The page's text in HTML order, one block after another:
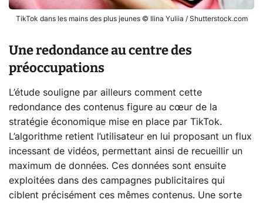
TikTok dans les mains des plus jeunes © Ilina Yuliia / Shutterstock.com
Une redondance au centre des
préoccupations
L’étude souligne par ailleurs comment cette
redondance des contenus figure au cœur de la
stratégie économique mise en place par TikTok.
L’algorithme retient l’utilisateur en lui proposant un flux
incessant de vidéos, permettant ainsi de recueillir un
maximum de données. Ces données sont ensuite
exploitées dans des campagnes publicitaires qui
ciblent précisément ces mêmes contenus. Une sorte